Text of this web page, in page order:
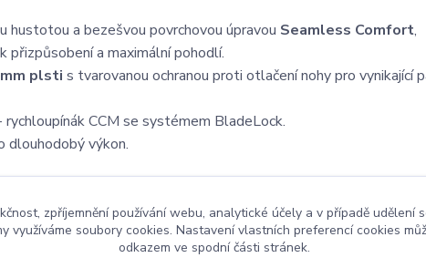
hustotou a bezešvou povrchovou úpravou Seamless Comfort,
přizpůsobení a maximální pohodlí.
plsti s tvarovanou ochranou proti otlačení nohy pro vynikající
CCM se systémem BladeLock.
dlouhodobý výkon.
zpříjemnění používání webu, analytické účely a v případě udělení
využíváme soubory cookies. Nastavení vlastních preferencí cookies
odkazem ve spodní části stránek.